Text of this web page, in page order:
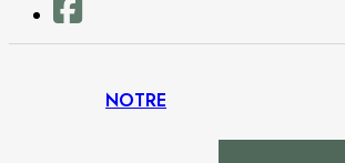
NOTRE